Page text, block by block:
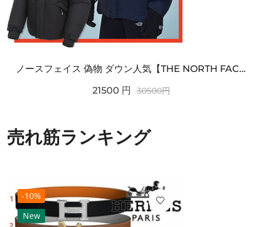
ノースフェイス 偽物 ダウン人気【THE NORTH FACE】M'S 7 SUMMIT HIM...
21500 円 30500円
売れ筋ランキング
-10%
New